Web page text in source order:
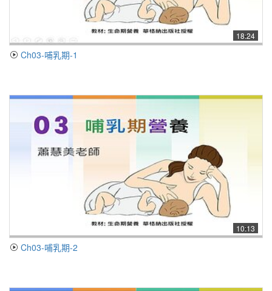
18:24
Ch03-哺乳期-1
10:13
Ch03-哺乳期-2